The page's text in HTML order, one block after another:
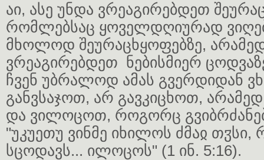
აი, ასე უნდა ვრეაგირებდეთ
რომლებსაც ყოველდღიურად
მხოლოდ შეურაცხყოფებზე,
ვრეაგირებდეთ ნებისმიერ
ჩვენ უბრალოდ ამას გვერდიდან
განვსაჯოთ, არ გავკიცხოთ,
და ვილოცოთ, როგორც
"უკუეთუ ვინმე იხილოს ძმაჲ
სცოდავს... ილოცოს" (1 ინ. 5:16).